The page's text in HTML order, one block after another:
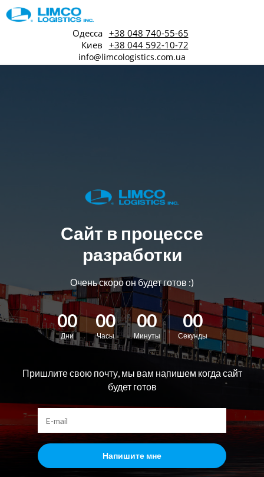
Одесса
+38 044 592-10-72
+38 048 740-55-65
Киев
info@limcologistics.com.ua
Сайт в процессе
разработки
Очень скоро он будет готов :)
00
Дни
00
Часы
00
Минуты
00
Секунды
Пришлите свою почту, мы вам напишем когда сайт
будет готов
Напишите мне